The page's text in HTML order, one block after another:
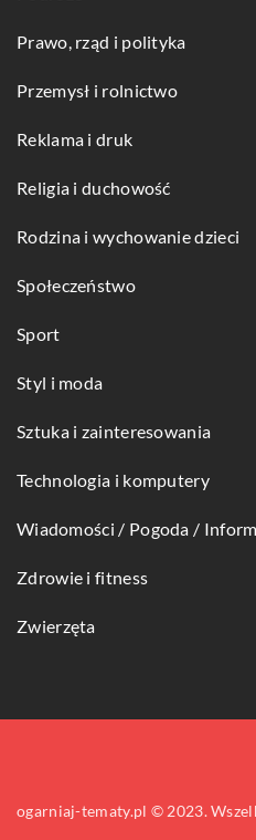
Prawo, rząd i polityka
Przemysł i rolnictwo
Reklama i druk
Religia i duchowość
Rodzina i wychowanie dzieci
Społeczeństwo
Sport
Styl i moda
Sztuka i zainteresowania
Technologia i komputery
Wiadomości / Pogoda /
Zdrowie i fitness
Zwierzęta
ogarniaj-tematy.pl © 2023.